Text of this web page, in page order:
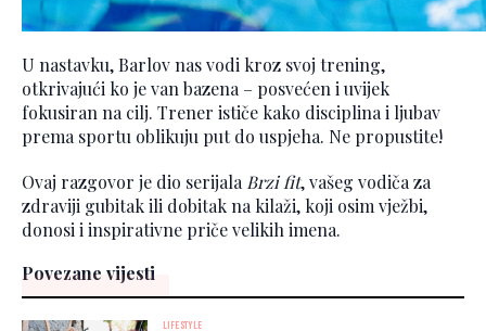
U nastavku, Barlov nas vodi kroz svoj trening,
otkrivajući ko je van bazena – posvećen i uvijek
fokusiran na cilj. Trener ističe kako disciplina i ljubav
prema sportu oblikuju put do uspjeha. Ne propustite!
Ovaj razgovor je dio serijalaBrzi fit, vašeg vodiča za
zdraviji gubitak ili dobitak na kilaži, koji osim vježbi,
donosi i inspirativne priče velikih imena.
Povezane vijesti
LIFESTYLE